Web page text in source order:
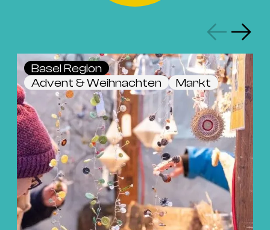
Basel Region
Advent & Weihnachten
Markt